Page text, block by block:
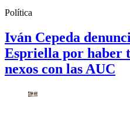
Política
Iván Cepeda
Espriella por haber
nexos con las AUC